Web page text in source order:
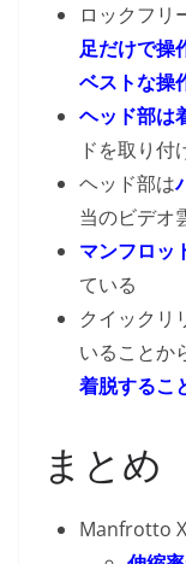
ロックフリ
足だけで操
ベストな操
ヘッド部は
ドを取り付
ヘッド部は
当のビデオ
マンフロッ
ている
クイックリ
いることか
着脱するこ
まとめ
Manfrotto